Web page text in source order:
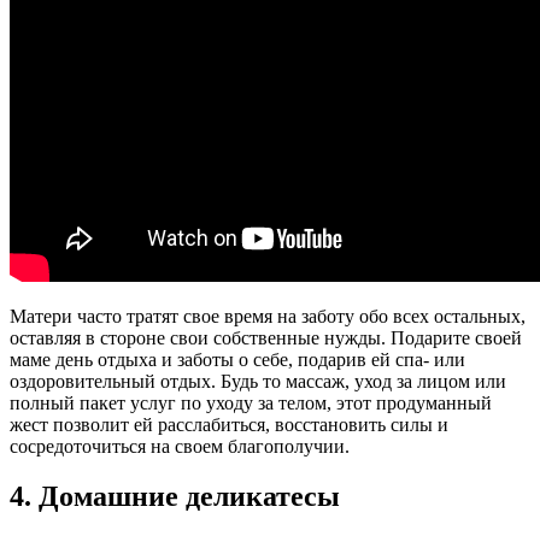
Матери часто тратят свое время на заботу обо всех остальных,
оставляя в стороне свои собственные нужды. Подарите своей
маме день отдыха и заботы о себе, подарив ей спа- или
оздоровительный отдых. Будь то массаж, уход за лицом или
полный пакет услуг по уходу за телом, этот продуманный
жест позволит ей расслабиться, восстановить силы и
сосредоточиться на своем благополучии.
4. Домашние деликатесы